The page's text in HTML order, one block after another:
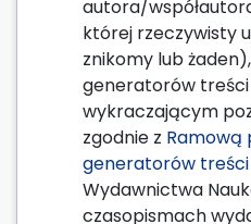
autora/
której rzeczywisty
znikomy lub
generatorów treści
wykraczającym
zgodnie z Ramową
generatorów treści
Wydawnictwa
czasopismach